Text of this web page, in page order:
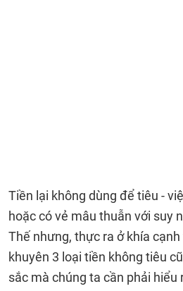
Tiền lại không dùng để tiêu -
hoặc có vẻ mâu thuẫn với suy
Thế nhưng, thực ra ở khía
khuyên 3 loại tiền không tiêu
sắc mà chúng ta cần phải hiểu